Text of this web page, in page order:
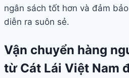
ngân sách tốt hơn và đảm
diễn ra suôn sẻ.
Vận chuyển hàng
từ Cát Lái Việt Nam